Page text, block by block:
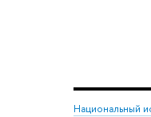
Национальный